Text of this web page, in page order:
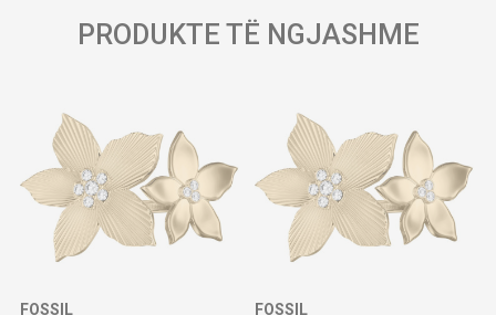
PRODUKTE TË NGJASHME
FOSSIL FOSSIL